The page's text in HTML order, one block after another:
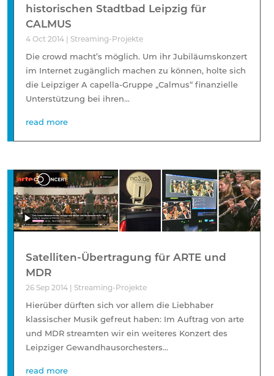
historischen Stadtbad Leipzig für
CALMUS
4 Oct 2014 | Streaming-Projekte
Die crowd macht’s möglich. Um ihr Jubiläumskonzert
im Internet zugänglich machen zu können, holte sich
die Leipziger A capella-Gruppe „Calmus“ finanzielle
Unterstützung bei ihren...
read more
Satelliten-Übertragung für ARTE und
MDR
26 Sep 2014 | Streaming-Projekte
Hierüber dürften sich vor allem die Liebhaber
klassischer Musik gefreut haben: Im Auftrag von arte
und MDR streamten wir ein weiteres Konzert des
Leipziger Gewandhausorchesters...
read more